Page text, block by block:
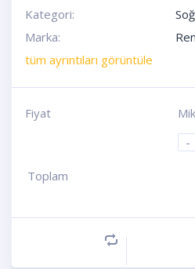
Kategori:
Marka:
tüm ayrıntıları görüntüle
Fiyat
-
Toplam